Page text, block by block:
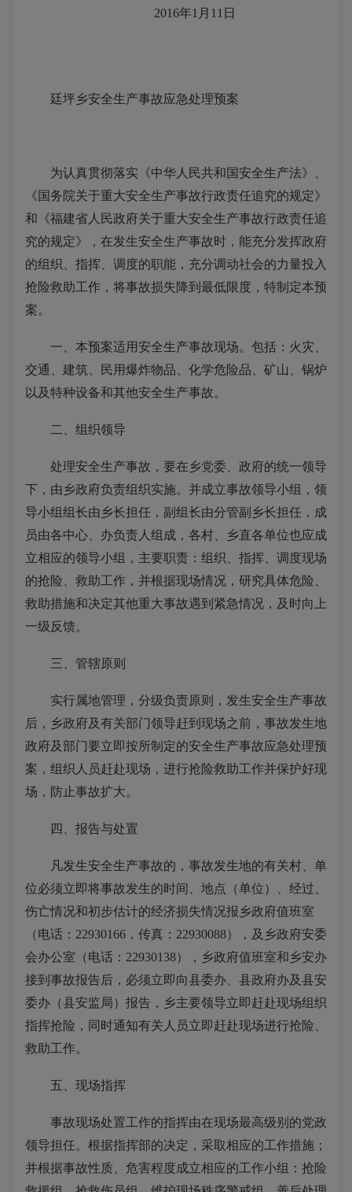
2016年1月11日
廷坪乡安全生产事故应急处理预案
为认真贯彻落实《中华人民共和国安全生产法》、
《国务院关于重大安全生产事故行政责任追究的规定》
和《福建省人民政府关于重大安全生产事故行政责任追
究的规定》，在发生安全生产事故时，能充分发挥政府
的组织、指挥、调度的职能，充分调动社会的力量投入
抢险救助工作，将事故损失降到最低限度，特制定本预
案。
一、本预案适用安全生产事故现场。包括：火灾、
交通、建筑、民用爆炸物品、化学危险品、矿山、锅炉
以及特种设备和其他安全生产事故。
二、组织领导
处理安全生产事故，要在乡党委、政府的统一领导
下，由乡政府负责组织实施。并成立事故领导小组，领
导小组组长由乡长担任，副组长由分管副乡长担任，成
员由各中心、办负责人组成，各村、乡直各单位也应成
立相应的领导小组，主要职责：组织、指挥、调度现场
的抢险、救助工作，并根据现场情况，研究具体危险、
救助措施和决定其他重大事故遇到紧急情况，及时向上
一级反馈。
三、管辖原则
实行属地管理，分级负责原则，发生安全生产事故
后，乡政府及有关部门领导赶到现场之前，事故发生地
政府及部门要立即按所制定的安全生产事故应急处理预
案，组织人员赶赴现场，进行抢险救助工作并保护好现
场，防止事故扩大。
四、报告与处置
凡发生安全生产事故的，事故发生地的有关村、单
位必须立即将事故发生的时间、地点（单位）、经过、
伤亡情况和初步估计的经济损失情况报乡政府值班室
（电话：22930166，传真：22930088），及乡政府安委
会办公室（电话：22930138），乡政府值班室和乡安办
接到事故报告后，必须立即向县委办、县政府办及县安
委办（县安监局）报告，乡主要领导立即赶赴现场组织
指挥抢险，同时通知有关人员立即赶赴现场进行抢险、
救助工作。
五、现场指挥
事故现场处置工作的指挥由在现场最高级别的党政
领导担任。根据指挥部的决定，采取相应的工作措施；
并根据事故性质、危害程度成立相应的工作小组：抢险